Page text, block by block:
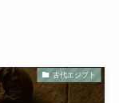
古代エジプト